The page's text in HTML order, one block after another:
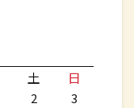
土 日
2
3